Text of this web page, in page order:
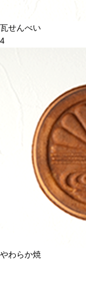
瓦せんべい
4
やわらか焼